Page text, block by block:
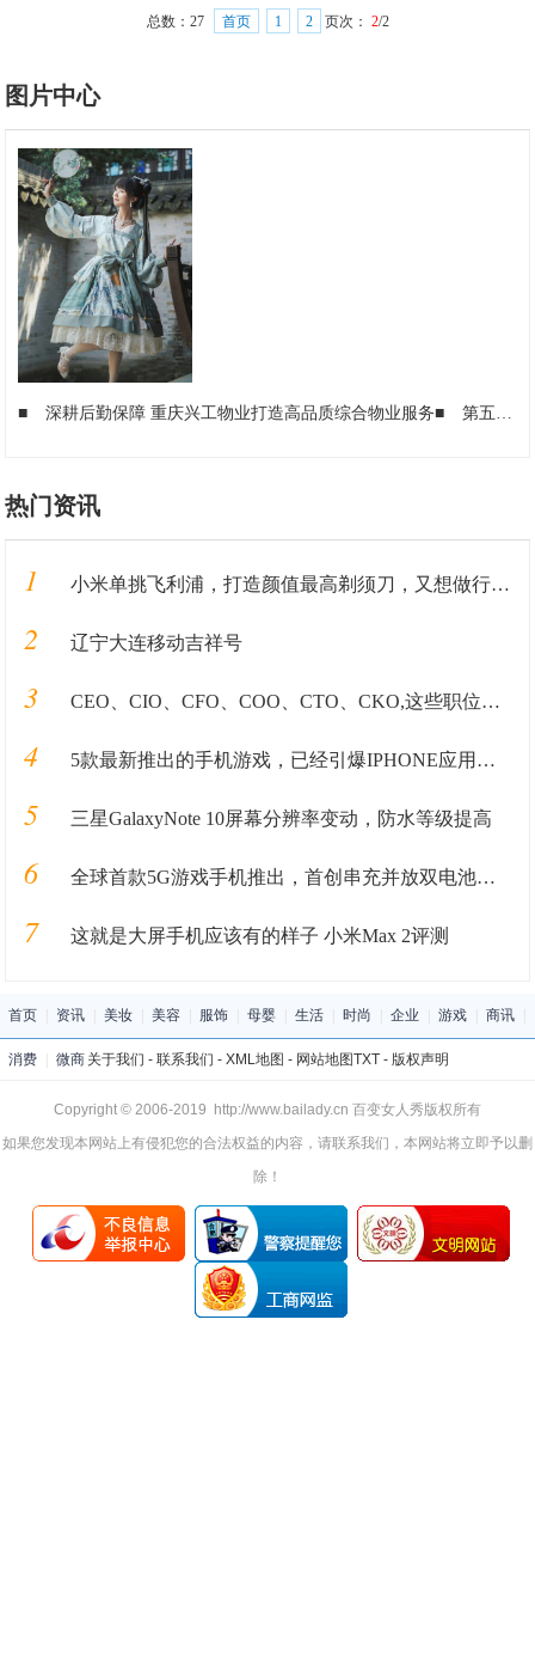
总数： 27 首页 1 2 页次： 2/2
图片中心
■ 深耕后勤保障 重庆兴工物业打造高品质综合物业服务■ 第五代骁龙8至尊版机型到底值不值得买？
热门资讯
1 小米单挑飞利浦，打造颜值最高剃须刀，又想做行业第一？
2 辽宁大连移动吉祥号
3 CEO、CIO、CFO、COO、CTO、CKO,这些职位都是在做什么的？
4 5款最新推出的手机游戏，已经引爆IPHONE应用商店！
5 三星GalaxyNote 10屏幕分辨率变动，防水等级提高
6 全球首款5G游戏手机推出，首创串充并放双电池系统，38分钟充满电
7 这就是大屏手机应该有的样子 小米Max 2评测
首页 资讯 美妆 美容 服饰 母婴 生活 时尚 企业 游戏 商讯
消费 微商 关于我们 - 联系我们 - XML地图 - 网站地图TXT- 版权声明
Copyright © 2006-2019 http://www.bailady.cn 百变女人秀版权所有
如果您发现本网站上有侵犯您的合法权益的内容，请联系我们，本网站将立即予以删
除！